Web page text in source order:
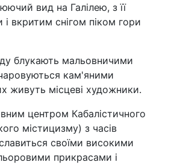
вид на Галілею, з її
вкритим снігом піком гори
блукають мальовничими
кам'яними
живуть місцеві художники.
центром Кабалістичного
містицизму) з часів
своїми високими
прикрасами і